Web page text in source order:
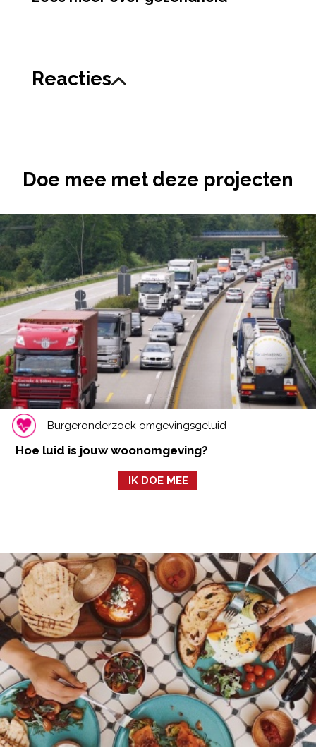
Reacties
Doe mee met deze projecten
Burgeronderzoek omgevingsgeluid
Hoe luid is jouw woonomgeving?
IK DOE MEE